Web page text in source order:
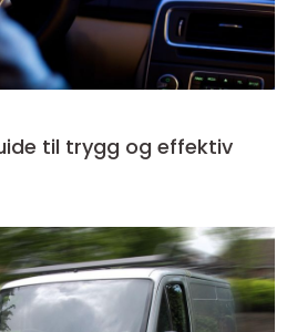
til trygg og effektiv